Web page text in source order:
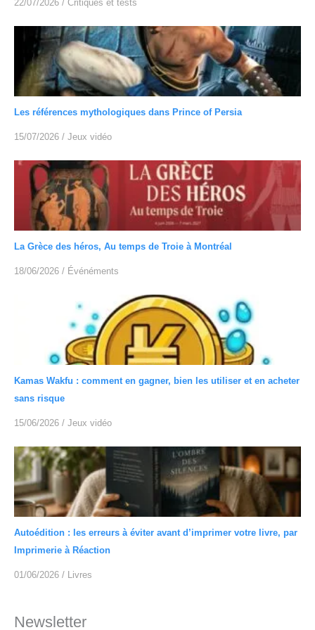
22/07/2026 / Critiques et tests
Les références mythologiques dans Prince of Persia
15/07/2026 / Jeux vidéo
La Grèce des héros, Au temps de Troie à Montréal
18/06/2026 / Événéments
Kamas Wakfu : comment en gagner, bien les utiliser et en acheter
sans risque
15/06/2026 / Jeux vidéo
Autoédition : les erreurs à éviter avant d’imprimer votre livre, par
Imprimerie à Réaction
01/06/2026 / Livres
Newsletter